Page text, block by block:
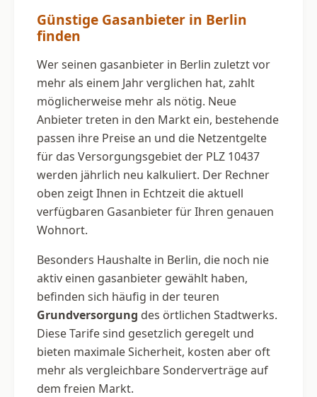
Günstige Gasanbieter in Berlin
finden
Wer seinen gasanbieter in Berlin zuletzt vor
mehr als einem Jahr verglichen hat, zahlt
möglicherweise mehr als nötig. Neue
Anbieter treten in den Markt ein, bestehende
passen ihre Preise an und die Netzentgelte
für das Versorgungsgebiet der PLZ 10437
werden jährlich neu kalkuliert. Der Rechner
oben zeigt Ihnen in Echtzeit die aktuell
verfügbaren Gasanbieter für Ihren genauen
Wohnort.
Besonders Haushalte in Berlin, die noch nie
aktiv einen gasanbieter gewählt haben,
befinden sich häufig in der teuren
Grundversorgung des örtlichen Stadtwerks.
Diese Tarife sind gesetzlich geregelt und
bieten maximale Sicherheit, kosten aber oft
mehr als vergleichbare Sonderverträge auf
dem freien Markt.